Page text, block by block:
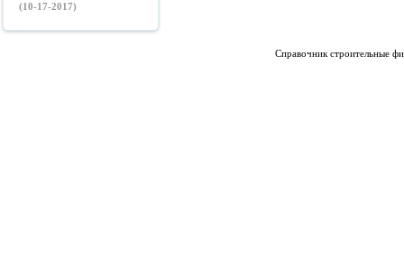
(10-17-2017)
Справочник строительные